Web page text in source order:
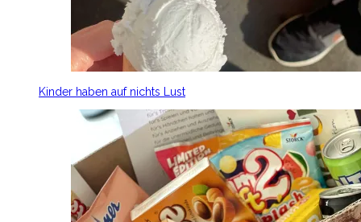
Kinder haben auf nichts Lust